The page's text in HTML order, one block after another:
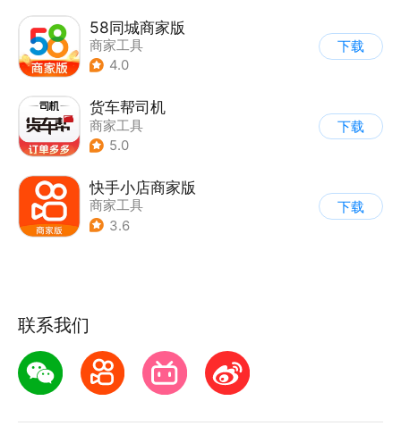
58同城商家版
商家工具
4.0
下载
货车帮司机
商家工具
5.0
下载
快手小店商家版
商家工具
3.6
下载
联系我们